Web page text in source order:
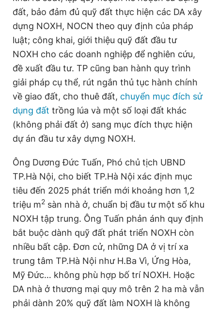
đất, bảo đảm đủ quỹ đất thực hiện các DA xây
dựng NOXH, NOCN theo quy định của pháp
luật; công khai, giới thiệu quỹ đất đầu tư
NOXH cho các doanh nghiệp để nghiên cứu,
đề xuất đầu tư. TP cũng ban hành quy trình
giải pháp cụ thể, rút ngắn thủ tục hành chính
về giao đất, cho thuê đất, chuyển mục đích sử
dụng đất trồng lúa và một số loại đất khác
(không phải đất ở) sang mục đích thực hiện
dự án đầu tư xây dựng NOXH.
Ông Dương Đức Tuấn, Phó chủ tịch UBND
TP.Hà Nội, cho biết TP.Hà Nội xác định mục
tiêu đến 2025 phát triển mới khoảng hơn 1,2
triệu m2 sàn nhà ở, chuẩn bị đầu tư một số khu
NOXH tập trung. Ông Tuấn phản ánh quy định
bắt buộc dành quỹ đất phát triển NOXH còn
nhiều bất cập. Đơn cử, những DA ở vị trí xa
trung tâm TP.Hà Nội như H.Ba Vì, Ứng Hòa,
Mỹ Đức… không phù hợp bố trí NOXH. Hoặc
DA nhà ở thương mại quy mô trên 2 ha mà vẫn
phải dành 20% quỹ đất làm NOXH là không